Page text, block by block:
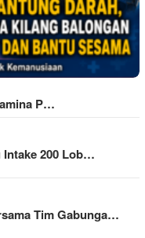
P…
Intake 200 Lob…
Tim Gabunga…